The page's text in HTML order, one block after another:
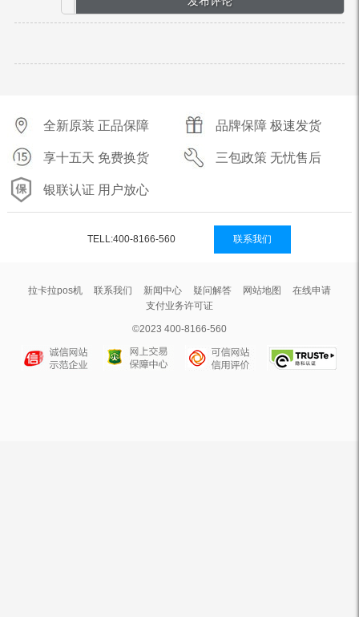
全新原装 正品保障 品牌保障 极速发货
享十五天 免费换货 三包政策 无忧售后
银联认证 用户放心
TELL:400-8166-560 联系我们
拉卡拉pos机 联系我们 新闻中心 疑问解答 网站地图
在线申请
支付业务许可证
©2023 400-8166-560